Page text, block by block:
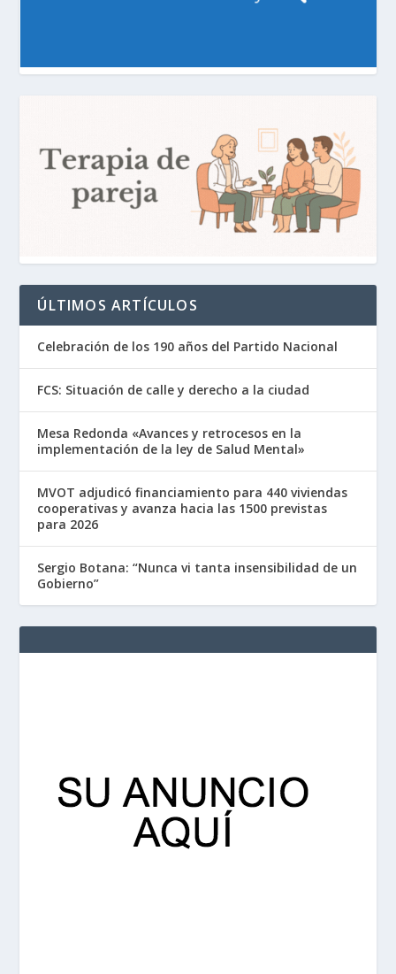
ÚLTIMOS ARTÍCULOS
Celebración de los 190 años del Partido Nacional
FCS: Situación de calle y derecho a la ciudad
Mesa Redonda «Avances y retrocesos en la
implementación de la ley de Salud Mental»
MVOT adjudicó financiamiento para 440 viviendas
cooperativas y avanza hacia las 1500 previstas
para 2026
Sergio Botana: “Nunca vi tanta insensibilidad de un
Gobierno”